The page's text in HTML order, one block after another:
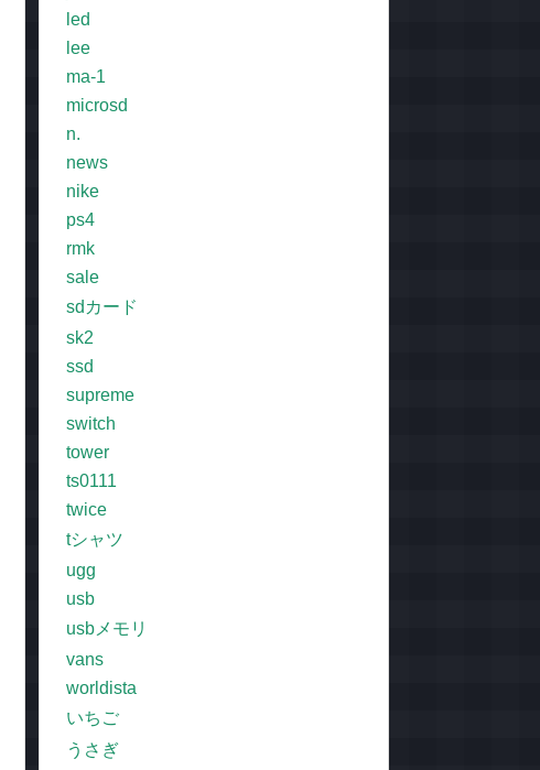
led
lee
ma-1
microsd
n.
news
nike
ps4
rmk
sale
sdカード
sk2
ssd
supreme
switch
tower
ts0111
twice
tシャツ
ugg
usb
usbメモリ
vans
worldista
いちご
うさぎ